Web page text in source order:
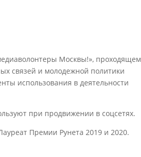
Москвы!», проходящем
связей и молодежной политики
использования в деятельности
при продвижении в соцсетях.
Премии Рунета 2019 и 2020.